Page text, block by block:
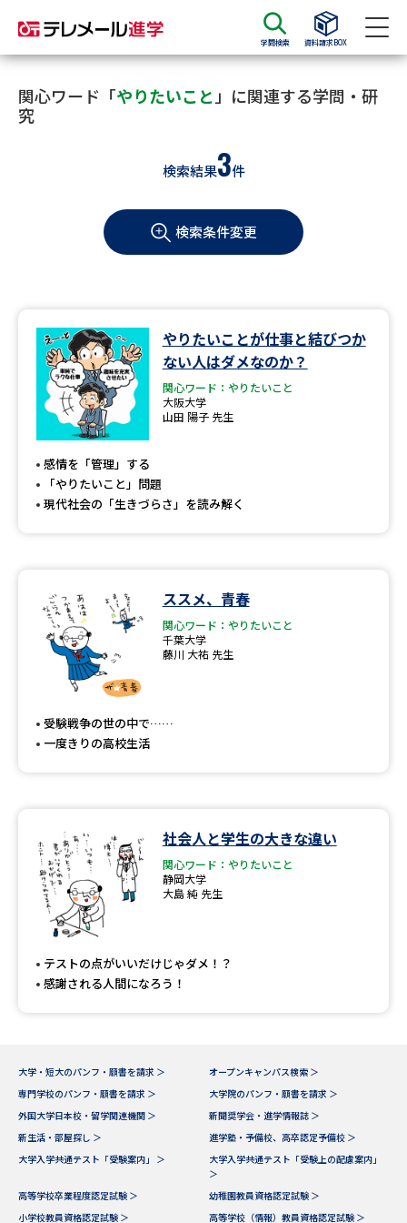
学問検索 資料請求BOX
資料請求 資料検索
大学・短大の資料種類から請求
学部・学科パンフ
総合型選抜・学校推薦型選抜 募
大学入学共通テスト利用選抜の
大学・短大以外の資料から請求
専門学校の資料請求 大学院の資料請求
留学・進学関連、塾・予備校
大学入学共通テスト「受験上の
高等学校卒業程度認定試験
高等学校（情報）教員資格認定
大学研究
大学で学べる内容や特徴を調べる
データサイエンス特集
デジタルパンフレット 進路の３択
（高3生用）
（高2生用）
オープンキャンパス検索 実施プログラムから探す
夢ナビライブ
関心ワード「やりたいこと 」に関連する学問・研
究
検索結果3件
検索条件変更
やりたいことが仕事と結びつか
ない人はダメなのか？
関心ワード：やりたいこと
大阪大学
山田 陽子 先生
感情を「管理」する
「やりたいこと」問題
現代社会の「生きづらさ」を読み解く
ススメ、青春
関心ワード：やりたいこと
千葉大学
藤川 大祐 先生
受験戦争の世の中で……
一度きりの高校生活
社会人と学生の大きな違い
関心ワード：やりたいこと
静岡大学
大島 純 先生
テストの点がいいだけじゃダメ！？
感謝される人間になろう！
大学・短大のパンフ・願書を請求 ＞
オープンキャンパス検索 ＞
専門学校のパンフ・願書を請求 ＞
大学院のパンフ・願書を請求 ＞
外国大学日本校・留学関連機関 ＞
新聞奨学会・進学情報誌 ＞
新生活・部屋探し ＞
進学塾・予備校、高卒認定予備校 ＞
大学入学共通テスト「受験案内」 ＞
大学入学共通テスト「受験上の配慮案内」
＞
高等学校卒業程度認定試験 ＞
幼稚園教員資格認定試験 ＞
小学校教員資格認定試験 ＞
高等学校（情報）教員資格認定試験 ＞